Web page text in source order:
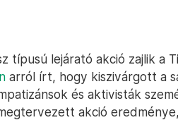
típusú lejárató akció zajlik a
arról írt, hogy kiszivárgott a
és aktivisták
akció